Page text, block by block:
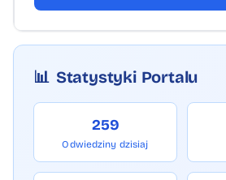
📊 Statystyki Portalu
259
Odwiedziny dzisiaj